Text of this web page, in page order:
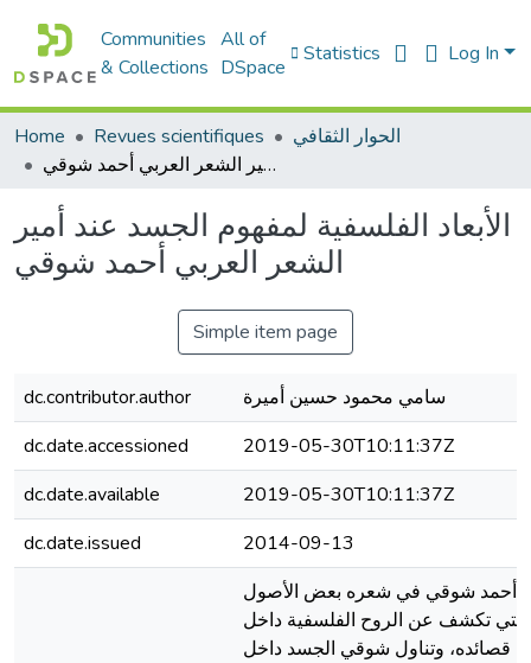
Communities
& Collections
All of
DSpace
Statistics Log In
Home Revues scientifiques
الحوار الثقافي
الأبعاد الفلسفية لمفهوم الجسد عند أمير الشعر العربي أحمد شوقي
الأبعاد الفلسفية لمفهوم الجسد عند أمير
الشعر العربي أحمد شوقي
Simple item page
dc.contributor.author
سامي محمود حسين أميرة
dc.date.accessioned
2019-05-30T10:11:37Z
dc.date.available
2019-05-30T10:11:37Z
dc.date.issued
2014-09-13
أحمد شوقي في شعره بعض الأصول
التي تكشف عن الروح الفلسفية داخل
قصائده، وتناول شوقي الجسد داخل